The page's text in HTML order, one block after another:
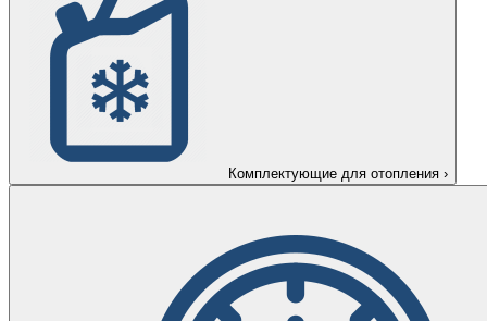
Комплектующие для отопления ›